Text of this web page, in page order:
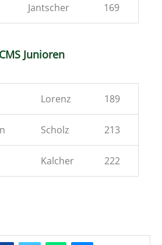
Jantscher 169
CMS Junioren
Lorenz 189
Scholz 213
Kalcher 222